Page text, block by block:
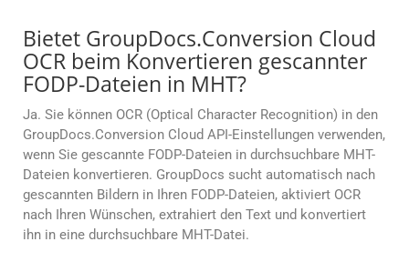
Bietet GroupDocs.Conversion Cloud
OCR beim Konvertieren gescannter
FODP-Dateien in MHT?
Ja. Sie können OCR (Optical Character Recognition) in den
GroupDocs.Conversion Cloud API-Einstellungen verwenden,
wenn Sie gescannte FODP-Dateien in durchsuchbare MHT-
Dateien konvertieren. GroupDocs sucht automatisch nach
gescannten Bildern in Ihren FODP-Dateien, aktiviert OCR
nach Ihren Wünschen, extrahiert den Text und konvertiert
ihn in eine durchsuchbare MHT-Datei.